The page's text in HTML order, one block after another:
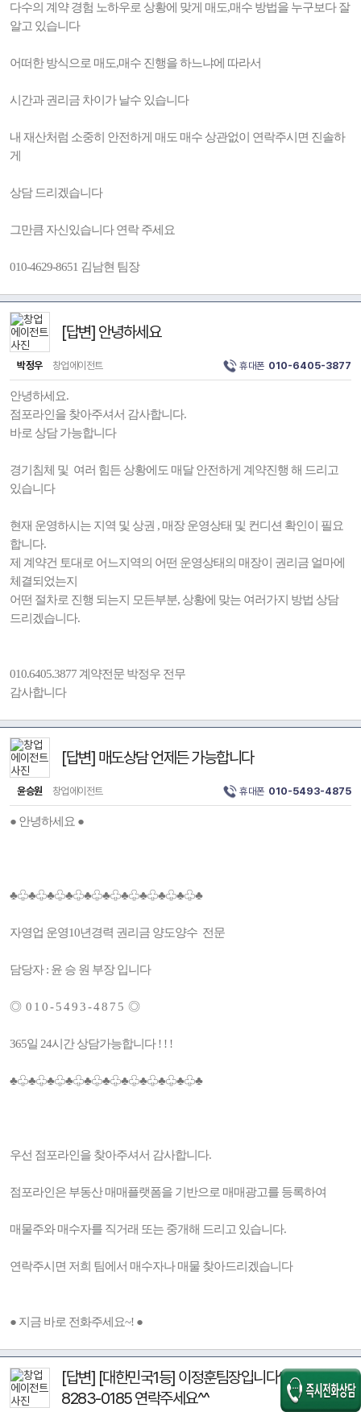
다수의 계약 경험 노하우로 상황에 맞게 매도,매수 방법을 누구보다 잘
알고 있습니다
어떠한 방식으로 매도,매수 진행을 하느냐에 따라서
시간과 권리금 차이가 날수 있습니다
내 재산처럼 소중히 안전하게 매도 매수 상관없이 연락주시면 진솔하
게
상담 드리겠습니다
그만큼 자신있습니다 연락 주세요
010-4629-8651 김남현 팀장
[답변] 안녕하세요
박정우 창업에이전트 휴대폰 010-6405-3877
안녕하세요.
점포라인을 찾아주셔서 감사합니다.
바로 상담 가능합니다
경기침체 및 여러 힘든 상황에도 매달 안전하게 계약진행 해 드리고
있습니다
현재 운영하시는 지역 및 상권 , 매장 운영상태 및 컨디션 확인이 필요
합니다.
제 계약건 토대로 어느지역의 어떤 운영상태의 매장이 권리금 얼마에
체결되었는지
어떤 절차로 진행 되는지 모든부분, 상황에 맞는 여러가지 방법 상담
드리겠습니다.
010.6405.3877 계약전문 박정우 전무
감사합니다
[답변] 매도상담 언제든 가능합니다
윤승원 창업에이전트 휴대폰 010-5493-4875
● 안녕하세요 ●
♣♧♣♧♣♧♣♧♣♧♣♧♣♧♣♧♣♧♣♧♣
자영업 운영10년경력 권리금 양도양수 전문
담당자 : 윤 승 원 부장 입니다
◎ 0 1 0 - 5 4 9 3 - 4 8 7 5 ◎
365일 24시간 상담가능합니다 ! ! !
♣♧♣♧♣♧♣♧♣♧♣♧♣♧♣♧♣♧♣♧♣
우선 점포라인을 찾아주셔서 감사합니다.
점포라인은 부동산 매매플랫폼을 기반으로 매매광고를 등록하여
매물주와 매수자를 직거래 또는 중개해 드리고 있습니다.
연락주시면 저희 팀에서 매수자나 매물 찾아드리겠습니다
● 지금 바로 전화주세요~! ●
[답변] [대한민국1등] 이정훈팀장입니다^^ 010-
8283-0185 연락주세요^^